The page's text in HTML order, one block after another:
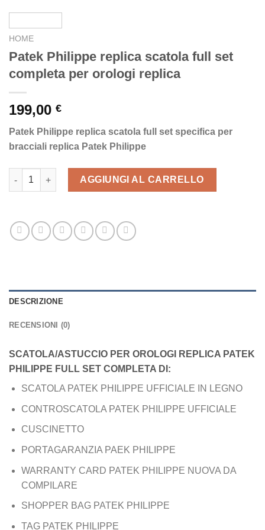
HOME
Patek Philippe replica scatola full set
completa per orologi replica
199,00 €
Patek Philippe replica scatola full set specifica per
bracciali replica Patek Philippe
Patek Philippe replica scatola full set completa per orologi
AGGIUNGI AL CARRELLO
DESCRIZIONE
RECENSIONI (0)
SCATOLA/ASTUCCIO PER OROLOGI REPLICA PATEK
PHILIPPE FULL SET COMPLETA DI:
SCATOLA PATEK PHILIPPE UFFICIALE IN LEGNO
CONTROSCATOLA PATEK PHILIPPE UFFICIALE
CUSCINETTO
PORTAGARANZIA PAEK PHILIPPE
WARRANTY CARD PATEK PHILIPPE NUOVA DA
COMPILARE
SHOPPER BAG PATEK PHILIPPE
TAG PATEK PHILIPPE